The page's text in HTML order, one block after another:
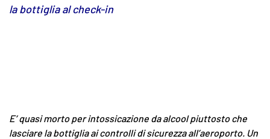
la bottiglia al check-in
E’ quasi morto per intossicazione da alcool piuttosto che
lasciare la bottiglia ai controlli di sicurezza all’aeroporto. Un